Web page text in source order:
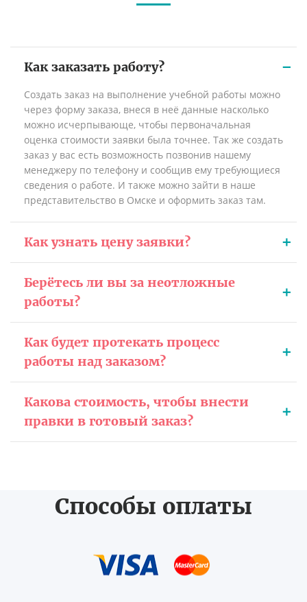
Как заказать работу?
Создать заказ на выполнение учебной работы можно
через форму заказа, внеся в неё данные насколько
можно исчерпывающе, чтобы первоначальная
оценка стоимости заявки была точнее. Так же создать
заказ у вас есть возможность позвонив нашему
менеджеру по телефону и сообщив ему требующиеся
сведения о работе. И также можно зайти в наше
представительство в Омске и оформить заказ там.
Как узнать цену заявки?
Берётесь ли вы за неотложные
работы?
Как будет протекать процесс
работы над заказом?
Какова стоимость, чтобы внести
правки в готовый заказ?
Способы оплаты